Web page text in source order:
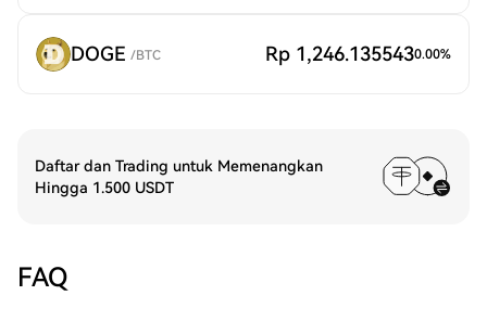
DOGE /BTC Rp 1,246.1355430.00%
Daftar dan Trading untuk Memenangkan
Hingga 1.500 USDT
FAQ